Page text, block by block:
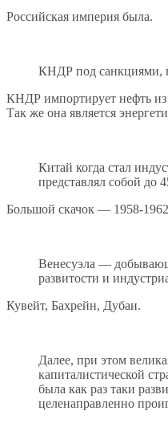
Российская империя была.
КНДР под санкциями,
КНДР импортирует нефть из
Так же она является
Китай когда стал
представлял собой до
Большой скачок — 1958-
Венесуэла —
развитости и
Кувейт, Бахрейн, Дубаи.
Далее, при этом
капиталистической
была как раз таки
целенаправленно